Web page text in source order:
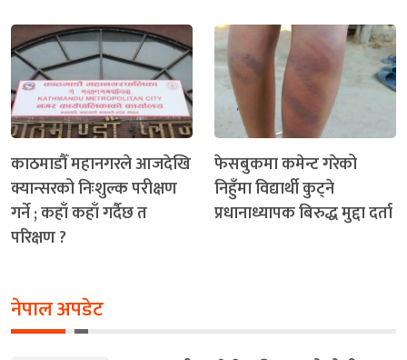
काठमाडौँ महानगरले आजदेखि
क्यान्सरको निःशुल्क परीक्षण
गर्ने ; कहाँ कहाँ गर्दैछ त
परिक्षण ?
फेसबुकमा कमेन्ट गरेको
निहुँमा विद्यार्थी कुट्ने
प्रधानाध्यापक बिरुद्ध मुद्दा दर्ता
नेपाल अपडेट